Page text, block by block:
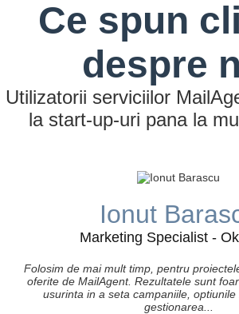
Ce spun
despre
Utilizatorii serviciilor
la start-up-uri pana la
Ionut
Marketing Specialist -
Folosim de mai mult timp, pentru
oferite de MailAgent. Rezultatele sunt
usurinta in a seta campaniile,
gestionarea...